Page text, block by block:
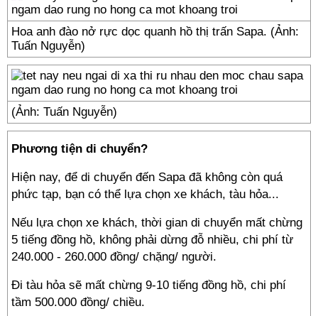
Hoa anh đào nở rực dọc quanh hồ thị trấn Sapa. (Ảnh:
Tuấn Nguyễn)
(Ảnh: Tuấn Nguyễn)
Phương tiện di chuyển?
Hiện nay, để di chuyển đến Sapa đã không còn quá
phức tạp, bạn có thể lựa chọn xe khách, tàu hỏa...
Nếu lựa chọn xe khách, thời gian di chuyển mất chừng
5 tiếng đồng hồ, không phải dừng đỗ nhiều, chi phí từ
240.000 - 260.000 đồng/ chặng/ người.
Đi tàu hỏa sẽ mất chừng 9-10 tiếng đồng hồ, chi phí
tầm 500.000 đồng/ chiều.